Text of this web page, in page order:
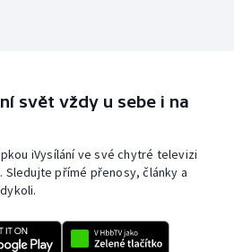
svět vždy u sebe i na
iVysílání ve své chytré televizi
Sledujte přímé přenosy, články a